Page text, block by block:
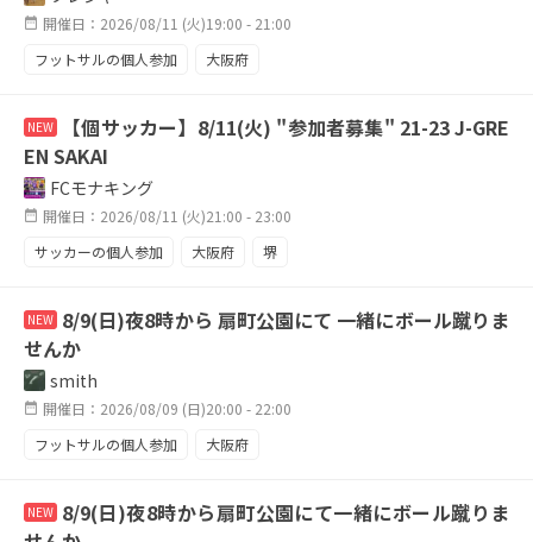
開催日：2026/08/11 (火)19:00 - 21:00
フットサルの個人参加
大阪府
NEW
【個サッカー】8/11(火) "参加者募集" 21-23 J-GRE
EN SAKAI
FCモナキング
開催日：2026/08/11 (火)21:00 - 23:00
サッカーの個人参加
大阪府 堺
NEW 8/9(日)夜8時から 扇町公園にて 一緒にボール蹴りま
せんか
smith
開催日：2026/08/09 (日)20:00 - 22:00
フットサルの個人参加
大阪府
NEW 8/9(日)夜8時から扇町公園にて一緒にボール蹴りま